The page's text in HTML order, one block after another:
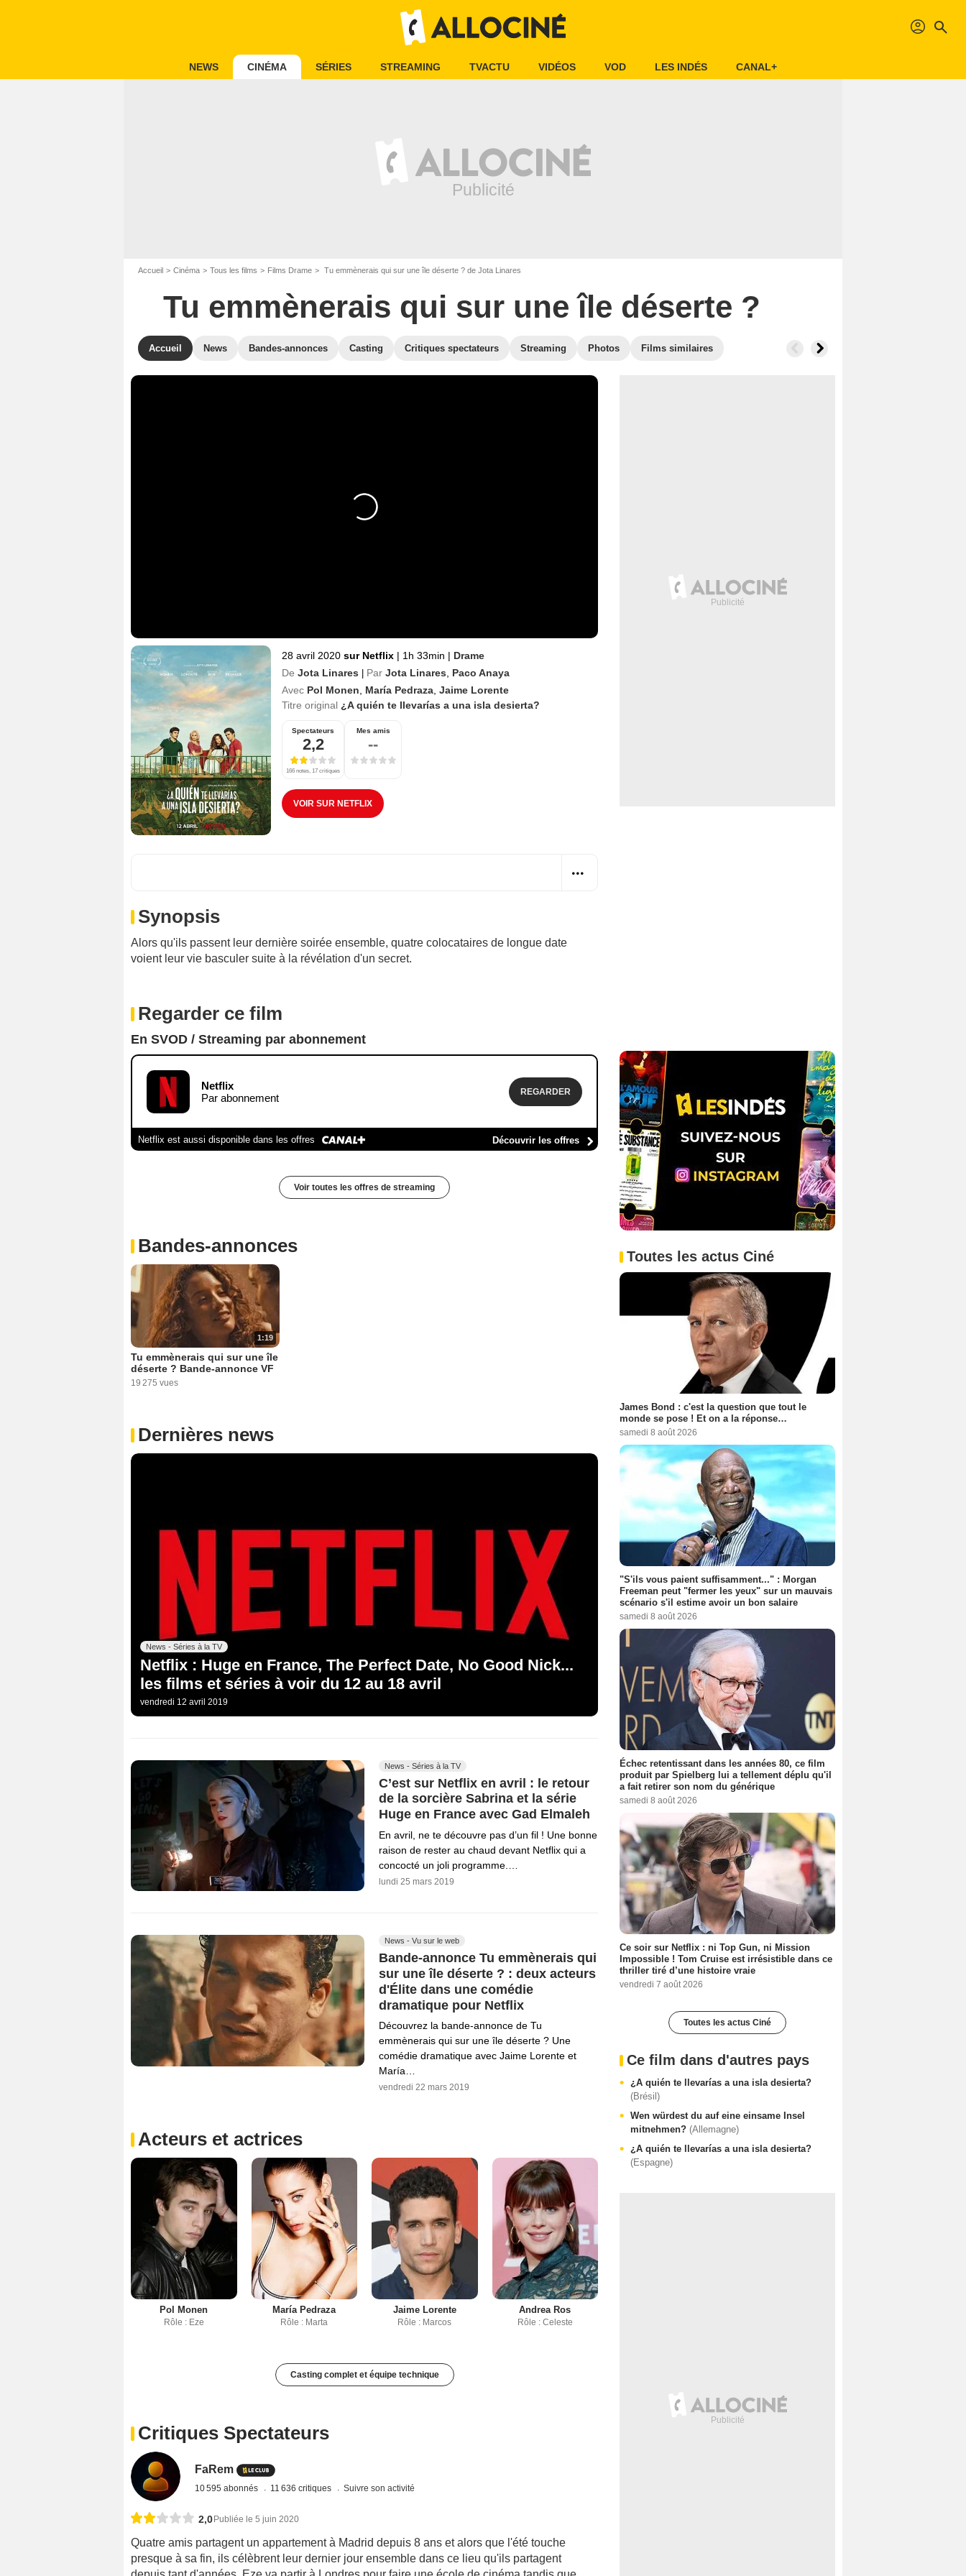
profil search
NEWS CINÉMA SÉRIES STREAMING TVACTU VIDÉOS VOD LES INDÉS CANAL+
Accueil Cinéma Tous les films Films Drame Tu emmènerais qui sur une île déserte ? de Jota Linares
Tu emmènerais qui sur une île déserte ?
Accueil News Bandes-annonces Casting Critiques spectateurs Streaming Photos Films similaires
28 avril 2020 sur Netflix | 1h 33min | Drame
De Jota Linares | Par Jota Linares
Paco Anaya
Avec Pol Monen María Pedraza Jaime Lorente
Titre original ¿A quién te llevarías a una isla desierta?
Spectateurs
2,2
166 notes, 17 critiques
Mes amis
--
VOIR SUR NETFLIX
Synopsis
Alors qu'ils passent leur dernière soirée ensemble, quatre colocataires de longue date
voient leur vie basculer suite à la révélation d'un secret.
Regarder ce film
En SVOD / Streaming par abonnement
Netflix
Par abonnement
REGARDER
Netflix est aussi disponible dans les offres Découvrir les offres
Voir toutes les offres de streaming
Bandes-annonces
1:19
Tu emmènerais qui sur une île
déserte ? Bande-annonce VF
19 275 vues
Dernières news
News - Séries à la TV
Netflix : Huge en France, The Perfect Date, No Good Nick...
les films et séries à voir du 12 au 18 avril
vendredi 12 avril 2019
News - Séries à la TV
C’est sur Netflix en avril : le retour
de la sorcière Sabrina et la série
Huge en France avec Gad Elmaleh
En avril, ne te découvre pas d’un fil ! Une bonne
raison de rester au chaud devant Netflix qui a
concocté un joli programme.…
lundi 25 mars 2019
News - Vu sur le web
Bande-annonce Tu emmènerais qui
sur une île déserte ? : deux acteurs
d'Élite dans une comédie
dramatique pour Netflix
Découvrez la bande-annonce de Tu
emmènerais qui sur une île déserte ? Une
comédie dramatique avec Jaime Lorente et
María…
vendredi 22 mars 2019
Acteurs et actrices
Pol Monen
Rôle : Eze
María Pedraza
Rôle : Marta
Jaime Lorente
Rôle : Marcos
Andrea Ros
Rôle : Celeste
Casting complet et équipe technique
Critiques Spectateurs
FaRem
10 595 abonnés 11 636 critiques Suivre son activité
2,0 Publiée le 5 juin 2020
Quatre amis partagent un appartement à Madrid depuis 8 ans et alors que l'été touche
presque à sa fin, ils célèbrent leur dernier jour ensemble dans ce lieu qu'ils partagent
Toutes les actus Ciné
James Bond : c'est la question que tout le
monde se pose ! Et on a la réponse…
samedi 8 août 2026
"S'ils vous paient suffisamment..." : Morgan
Freeman peut "fermer les yeux" sur un mauvais
scénario s'il estime avoir un bon salaire
samedi 8 août 2026
Échec retentissant dans les années 80, ce film
produit par Spielberg lui a tellement déplu qu'il
a fait retirer son nom du générique
samedi 8 août 2026
Ce soir sur Netflix : ni Top Gun, ni Mission
Impossible ! Tom Cruise est irrésistible dans ce
thriller tiré d’une histoire vraie
vendredi 7 août 2026
Toutes les actus Ciné
Ce film dans d'autres pays
¿A quién te llevarías a una isla desierta?
(Brésil)
Wen würdest du auf eine einsame Insel
mitnehmen? (Allemagne)
¿A quién te llevarías a una isla desierta?
(Espagne)